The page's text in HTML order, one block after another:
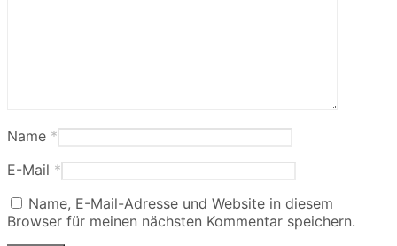
Name *
E-Mail *
Name, E-Mail-Adresse und Website in diesem
Browser für meinen nächsten Kommentar speichern.